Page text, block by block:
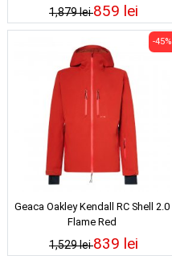
1,879 lei859 lei
Geaca Oakley Kendall RC Shell 2.0
Flame Red
1,529 lei
-45%
839 lei